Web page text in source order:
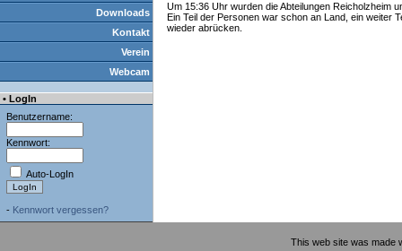
Downloads
Kontakt
Verein
Webcam
• LogIn
Benutzername:
Kennwort:
Auto-LogIn
- Kennwort vergessen?
Um 15:36 Uhr wurden die Abteilungen Reicholzheim
Ein Teil der Personen war schon an Land, ein weiter
wieder abrücken.
This web site was made